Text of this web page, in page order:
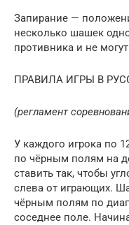
Запирание —
несколько шашек
противника и не
ПРАВИЛА ИГРЫ В
(регламент
У каждого игрока по
по чёрным полям на
ставить так, чтобы
слева от играющих.
чёрным полям по
соседнее поле.